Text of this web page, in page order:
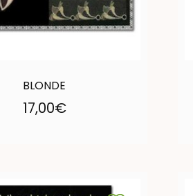
BLONDE
17,00€